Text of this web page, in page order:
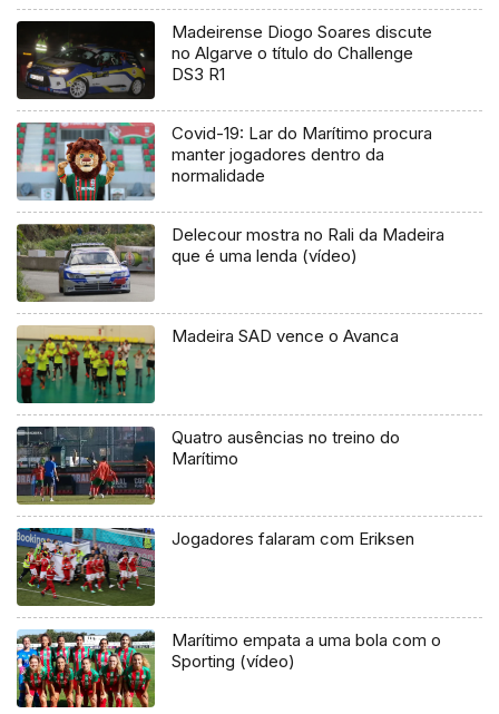
Madeirense Diogo Soares discute
no Algarve o título do Challenge
DS3 R1
Covid-19: Lar do Marítimo procura
manter jogadores dentro da
normalidade
Delecour mostra no Rali da Madeira
que é uma lenda (vídeo)
Madeira SAD vence o Avanca
Quatro ausências no treino do
Marítimo
Jogadores falaram com Eriksen
Marítimo empata a uma bola com o
Sporting (vídeo)